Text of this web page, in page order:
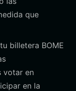
que
billetera BOME
votar en
en la